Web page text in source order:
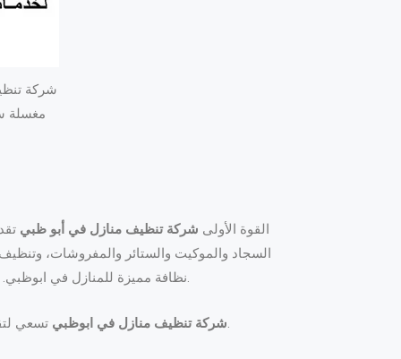
شركة
مغسلة
القوة الأولى شركة تنظيف منازل في أبو ظبي
السجاد والموكيت والستائر والمفروشات،
نظافة مميزة للمنازل في ابوظبي. ومن خدماتنا تنظيف وتلميع الزجاج والأرضيات بل ونقوم بإزالة جلو لاصق الموكيت من الأرضيات وتنظيف خزانات المياة.
شركة تنظيف منازل في ابوظبي تسعي .